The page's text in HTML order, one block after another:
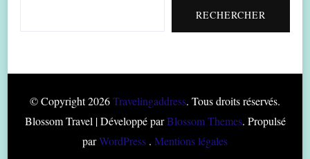
RECHERCHER
© Copyright 2026Travelingaddress. Tous droits réservés.
Blossom Travel | Développé parBlossom Themes. Propulsé
parWordPress . Mentions légales